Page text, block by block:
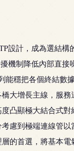
設計，成為選結構
機制降低內部直接
能穩把各個終結數
大增長主線，服務
凸顯極大結合式對
慮到極端連線管以
的首選，將基本電